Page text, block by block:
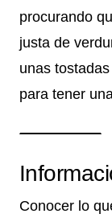
procurando
justa de
unas
para tener
Conocer lo